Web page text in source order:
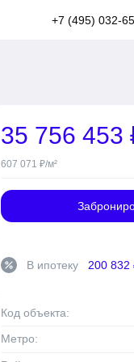
+7 (495) 032-
35 756 453
607 071 ₽/м²
percent В ипотеку 200 832
Код объекта:
Метро: